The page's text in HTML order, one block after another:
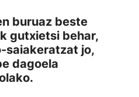
buruaz beste
gutxietsi behar,
saiakeratzat jo,
dagoela